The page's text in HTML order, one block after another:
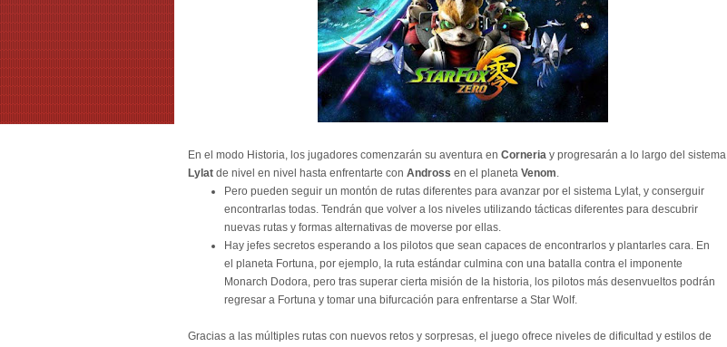
En el modo Historia, los jugadores comenzarán su aventura en Corneria y progresarán a lo largo del sistema
Lylat de nivel en nivel hasta enfrentarte con Andross en el planeta Venom.
Pero pueden seguir un montón de rutas diferentes para avanzar por el sistema Lylat, y conserguir
encontrarlas todas. Tendrán que volver a los niveles utilizando tácticas diferentes para descubrir
nuevas rutas y formas alternativas de moverse por ellas.
Hay jefes secretos esperando a los pilotos que sean capaces de encontrarlos y plantarles cara. En
el planeta Fortuna, por ejemplo, la ruta estándar culmina con una batalla contra el imponente
Monarch Dodora, pero tras superar cierta misión de la historia, los pilotos más desenvueltos podrán
regresar a Fortuna y tomar una bifurcación para enfrentarse a Star Wolf.
Gracias a las múltiples rutas con nuevos retos y sorpresas, el juego ofrece niveles de dificultad y estilos de